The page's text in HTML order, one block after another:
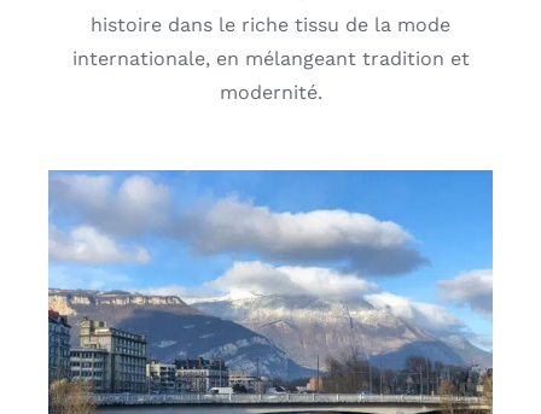
histoire dans le riche tissu de la mode
internationale, en mélangeant tradition et
modernité.